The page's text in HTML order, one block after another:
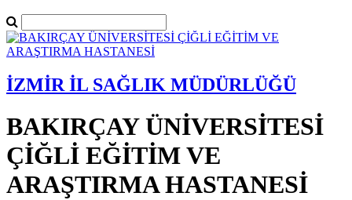
İZMİR İL SAĞLIK MÜDÜRLÜĞÜ
BAKIRÇAY ÜNİVERSİTESİ
ÇİĞLİ EĞİTİM VE
ARAŞTIRMA HASTANESİ